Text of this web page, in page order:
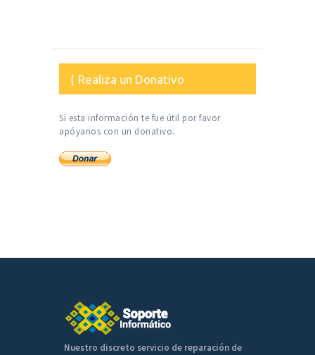
Realiza un Donativo
Si esta información te fue útil por favor
apóyanos con un donativo.
Nuestro discreto servicio de reparación de